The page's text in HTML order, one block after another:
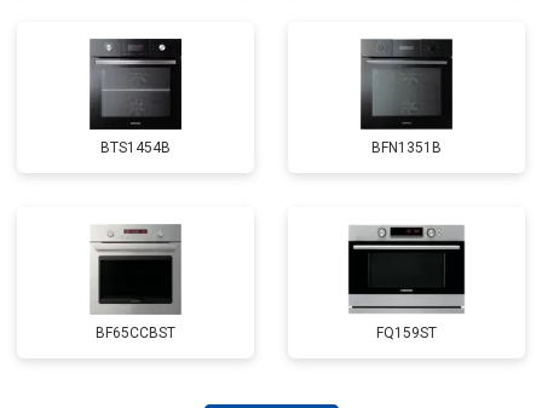
BTS1454B BFN1351B
BF65CCBST FQ159ST